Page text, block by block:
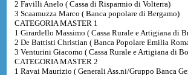
2 Favilli Anelo ( Cassa di Risparmio di Volterra)
3 Scaamuzza Marco ( Banca popolare di Bergamo)
CATEGORIA MASTER 1
1 Girardello Massimo ( Cassa Rurale e Artigiana di
2 De Battisti Christian ( Banca Popolare Emilia
3 Venturini Giacomo ( Cassa Rurale e Artigiana di
CATEGORIA MASTER 2
1 Ravai Maurizio ( Generali Ass.ni/Gruppo Banca